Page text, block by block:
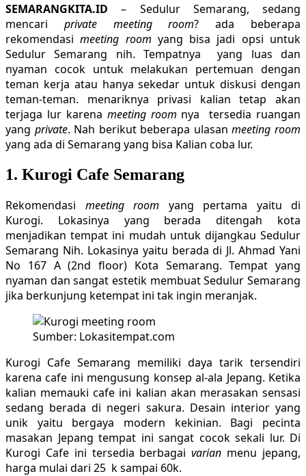
SEMARANGKITA.ID – Sedulur Semarang, sedang
mencari private meeting room? ada beberapa
rekomendasimeeting room yang bisa jadi opsi untuk
Sedulur Semarang nih. Tempatnya yang luas dan
nyaman cocok untuk melakukan pertemuan dengan
teman kerja atau hanya sekedar untuk diskusi dengan
teman-teman. menariknya privasi kalian tetap akan
terjaga lur karena meeting room nya tersedia ruangan
yang private. Nah berikut beberapa ulasan meeting room
yang ada di Semarang yang bisa Kalian coba lur.
1. Kurogi Cafe Semarang
Rekomendasi meeting room yang pertama yaitu di
Kurogi. Lokasinya yang berada ditengah kota
menjadikan tempat ini mudah untuk dijangkau Sedulur
Semarang Nih. Lokasinya yaitu berada di Jl. Ahmad Yani
No 167 A (2nd floor) Kota Semarang. Tempat yang
nyaman dan sangat estetik membuat Sedulur Semarang
jika berkunjung ketempat ini tak ingin meranjak.
Sumber: Lokasitempat.com
Kurogi Cafe Semarang memiliki daya tarik tersendiri
karena cafe ini mengusung konsep al-ala Jepang. Ketika
kalian memauki cafe ini kalian akan merasakan sensasi
sedang berada di negeri sakura. Desain interior yang
unik yaitu bergaya modern kekinian. Bagi pecinta
masakan Jepang tempat ini sangat cocok sekali lur. Di
Kurogi Cafe ini tersedia berbagaivarian menu jepang,
harga mulai dari 25 k sampai 60k.